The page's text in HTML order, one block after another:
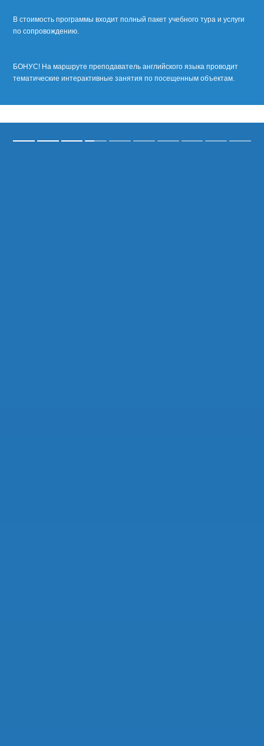
В стоимость программы входит полный пакет учебного тура и услуги
по сопровождению.
БОНУС! На маршруте преподаватель английского языка проводит
тематические интерактивные занятия по посещенным объектам.